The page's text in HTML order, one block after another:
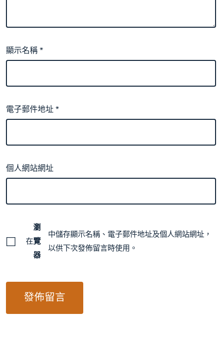
顯示名稱*
電子郵件地址*
個人網站網址
在
瀏
覽
器
中儲存顯示名稱、電子郵件地址及個人網站網址，
以供下次發佈留言時使用。